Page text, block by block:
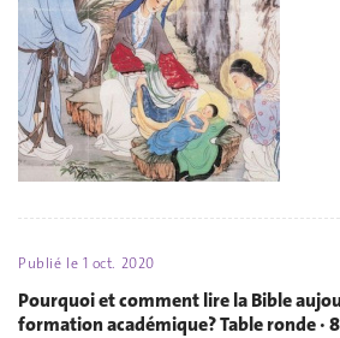
Publié le 1 oct. 2020
Pourquoi et comment lire la Bible
formation académique? Table ronde ·